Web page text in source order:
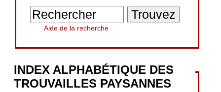
Aide de la recherche
INDEX ALPHABÉTIQUE DES
TROUVAILLES PAYSANNES